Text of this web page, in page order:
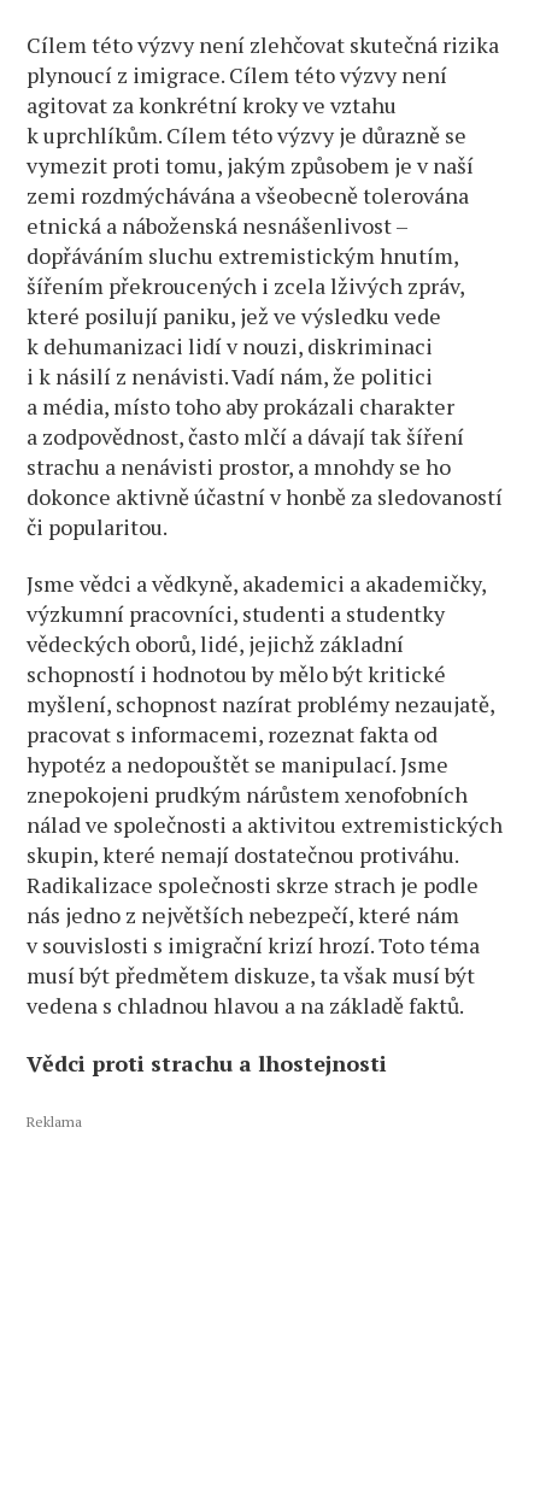
Cílem této výzvy není zlehčovat skutečná rizika
plynoucí z imigrace. Cílem této výzvy není
agitovat za konkrétní kroky ve vztahu
k uprchlíkům. Cílem této výzvy je důrazně se
vymezit proti tomu, jakým způsobem je v naší
zemi rozdmýchávána a všeobecně tolerována
etnická a náboženská nesnášenlivost –
dopřáváním sluchu extremistickým hnutím,
šířením překroucených i zcela lživých zpráv,
které posilují paniku, jež ve výsledku vede
k dehumanizaci lidí v nouzi, diskriminaci
i k násilí z nenávisti. Vadí nám, že politici
a média, místo toho aby prokázali charakter
a zodpovědnost, často mlčí a dávají tak šíření
strachu a nenávisti prostor, a mnohdy se ho
dokonce aktivně účastní v honbě za sledovaností
či popularitou.
Jsme vědci a vědkyně, akademici a akademičky,
výzkumní pracovníci, studenti a studentky
vědeckých oborů, lidé, jejichž základní
schopností i hodnotou by mělo být kritické
myšlení, schopnost nazírat problémy nezaujatě,
pracovat s informacemi, rozeznat fakta od
hypotéz a nedopouštět se manipulací. Jsme
znepokojeni prudkým nárůstem xenofobních
nálad ve společnosti a aktivitou extremistických
skupin, které nemají dostatečnou protiváhu.
Radikalizace společnosti skrze strach je podle
nás jedno z největších nebezpečí, které nám
v souvislosti s imigrační krizí hrozí. Toto téma
musí být předmětem diskuze, ta však musí být
vedena s chladnou hlavou a na základě faktů.
Vědci proti strachu a lhostejnosti
Reklama